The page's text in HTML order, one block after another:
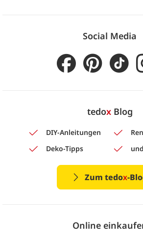
Social Media
tedoxBlog
DIY-Anleitungen
Deko-Tipps
Zum tedox-
Online